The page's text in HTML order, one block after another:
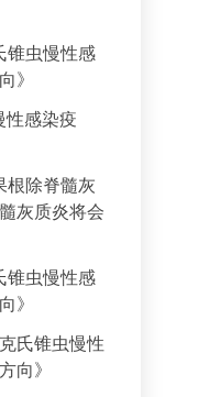
锥虫慢性感
》
性感染疫
根除脊髓灰
灰质炎将会
锥虫慢性感
》
克氏锥虫慢性
向》